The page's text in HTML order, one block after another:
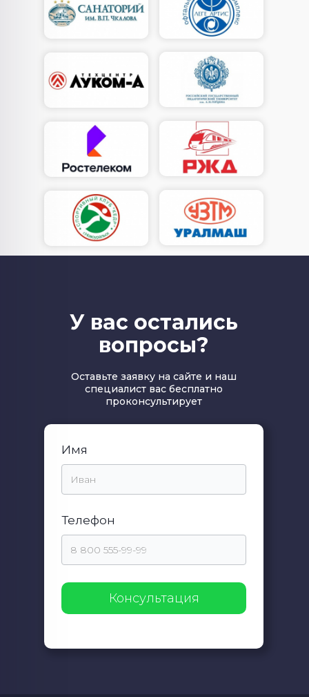
У вас остались
вопросы?
Оставьте заявку на сайте и наш
специалист вас бесплатно
проконсультирует
Имя
Телефон